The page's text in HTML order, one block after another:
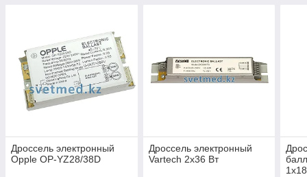
Дроссель электронный
Opple OP-YZ28/38D
Дроссель электронный
Vartech 2х36 Вт